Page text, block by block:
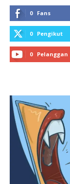
0 Fans
0 Pengikut
0 Pelanggan